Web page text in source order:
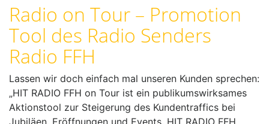
Radio on Tour – Promotion
Tool des Radio Senders
Radio FFH
Lassen wir doch einfach mal unseren Kunden sprechen:
„HIT RADIO FFH on Tour ist ein publikumswirksames
Aktionstool zur Steigerung des Kundentraffics bei
Jubiläen, Eröffnungen und Events. HIT RADIO FFH